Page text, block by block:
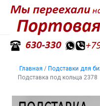
Главная / Подставки для
Подставка под кольца 2378